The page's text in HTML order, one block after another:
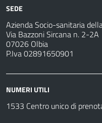
SEDE
Azienda Socio-sanitaria
Via Bazzoni Sircana n. 2-2A
07026 Olbia
P.Iva 02891650901
NUMERI UTILI
1533 Centro unico di